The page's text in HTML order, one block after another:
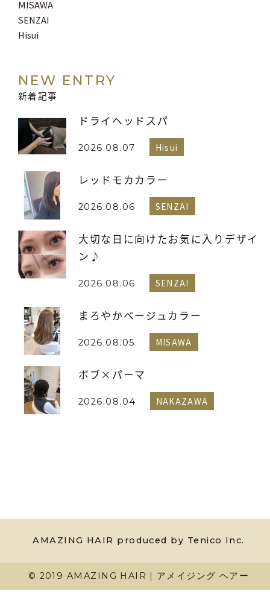
MISAWA
SENZAI
Hisui
NEW ENTRY
新着記事
ドライヘッドスパ
2026.08.07 Hisui
レッドモカカラー
2026.08.06 SENZAI
大切な日に向けたお気に入りデザイ
ン♪
2026.08.06 SENZAI
まろやかベージュカラー
2026.08.05 MISAWA
ボブ×パーマ
2026.08.04 NAKAZAWA
AMAZING HAIR produced by Tenico Inc.
© 2019 AMAZING HAIR｜アメイジング ヘアー